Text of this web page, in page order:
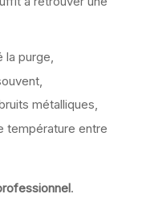
la purge,
métalliques,
température entre
.